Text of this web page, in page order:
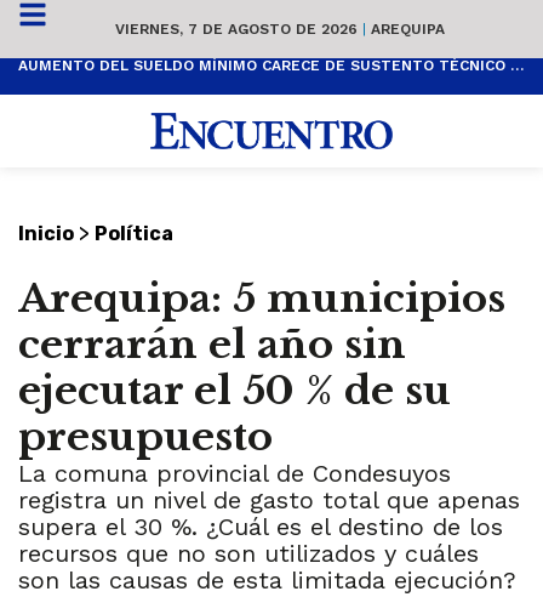
VIERNES, 7 DE AGOSTO DE 2026 | AREQUIPA
AUMENTO DEL SUELDO MÍNIMO CARECE DE SUSTENTO TÉCNICO Y ES POPULISTA
Inicio > Política
Arequipa: 5 municipios
cerrarán el año sin
ejecutar el 50 % de su
presupuesto
La comuna provincial de Condesuyos
registra un nivel de gasto total que apenas
supera el 30 %. ¿Cuál es el destino de los
recursos que no son utilizados y cuáles
son las causas de esta limitada ejecución?